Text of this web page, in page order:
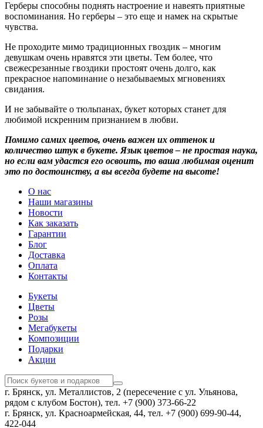
Герберы способны поднять настроение и навеять приятные
воспоминания. Но герберы – это еще и намек на скрытые
чувства.
Не проходите мимо традиционных гвоздик – многим
девушкам очень нравятся эти цветы. Тем более, что
свежесрезанные гвоздики простоят очень долго, как
прекрасное напоминание о незабываемых мгновениях
свидания.
И не забывайте о тюльпанах, букет которых станет для
любимой искренним признанием в любви.
Помимо самих цветов, очень важен их оттенок и
количество штук в букете. Язык цветов – не простая наука,
но если вам удастся его освоить, то ваша любимая оценит
это по достоинству, а вы всегда будете на высоте!
О нас
Наши магазины
Новости
Как заказать
Гарантии
Блог
Доставка
Оплата
Контакты
Букеты
Цветы
Розы
Мегабукеты
Композиции
Подарки
Акции
г. Брянск, ул. Металлистов, 2 (пересечение с ул. Ульянова,
рядом с клубом Бостон), тел. +7 (900) 373-66-22
г. Брянск, ул. Красноармейская, 44, тел. +7 (900) 699-90-44,
422-044